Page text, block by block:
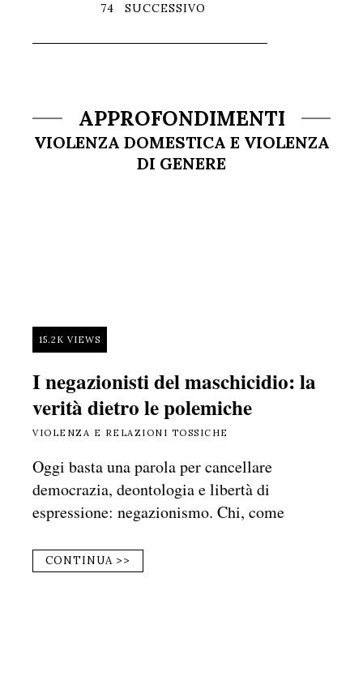
74
SUCCESSIVO
APPROFONDIMENTI
VIOLENZA DOMESTICA E VIOLENZA
DI GENERE
15.2K VIEWS
I negazionisti del maschicidio: la
verità dietro le polemiche
VIOLENZA E RELAZIONI TOSSICHE
Oggi basta una parola per cancellare
democrazia, deontologia e libertà di
espressione: negazionismo. Chi, come
CONTINUA >>